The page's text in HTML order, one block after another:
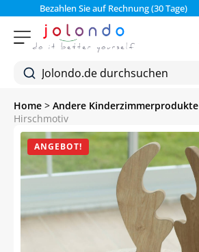
Bezahlen Sie auf Rechnung (30 Tage)
Home > Andere Kinderzimmerprodukte
Hirschmotiv
ANGEBOT!